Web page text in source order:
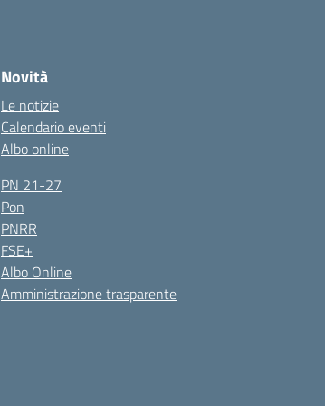
Novità
Le notizie
Calendario eventi
Albo online
PN 21-27
Pon
PNRR
FSE+
Albo Online
Amministrazione trasparente